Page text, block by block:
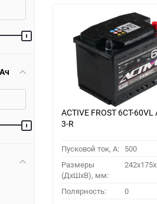
30
60
90
150
ACTIVE FROST 6СТ-60VL
3-R
Пусковой ток, A: 500
Размеры
(ДхШхВ), мм:
Полярность: 0